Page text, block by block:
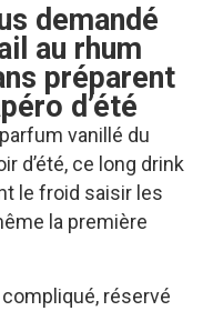
demandé
au rhum
préparent
d’été
vanillé du
d’été, ce long drink
le froid saisir les
la première
réservé